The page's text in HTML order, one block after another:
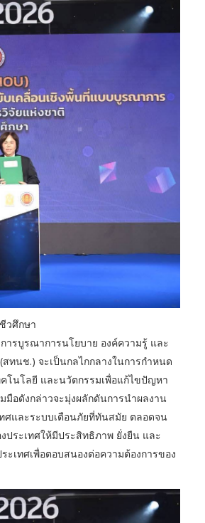
วศึกษา
ารบูรณาการนโยบาย องค์ความรู้ และ
ทนช.) จะเป็นกลไกกลางในการกำหนด
โนโลยี และนวัตกรรมเพื่อแก้ไขปัญหา
อดังกล่าวจะมุ่งผลักดันการนำผลงาน
ศและระบบเตือนภัยที่ทันสมัย ตลอดจน
ประเทศให้มีประสิทธิภาพ ยั่งยืน และ
เทศเพื่อตอบสนองต่อความต้องการของ